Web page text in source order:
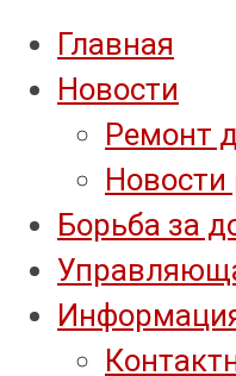
Главная
Новости
Ремонт
Новости
Борьба за